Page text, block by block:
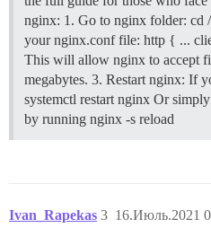
nginx: 1. Go to nginx folder: cd
your nginx.conf file: http { ...
This will allow nginx to accept
megabytes. 3. Restart nginx: If
systemctl restart nginx Or
by running nginx -s reload
Ivan_Rapekas 16.Июль.2021
3